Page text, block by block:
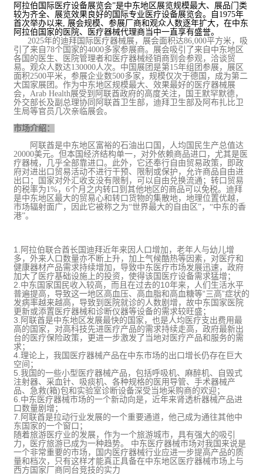
阿拉伯国际医疗设备展览会”是中东地区展览规模最大、展品门类
较为齐全、展览效果良好的国际专业医疗设备展览会。自 1975年
首次举办以来 展会规模、参展厂商和观众人数逐年扩大，在中东
阿拉伯国家的医院、医疗器械代理商当中一直享有盛誉。
2025年的迪拜国际医疗器械展，展会面积达86,000平方米，吸
引了来自 78个国家的4000多家参展商。展会吸引
了来自中东地区
各国的医生、医院管理者和医疗器械经销商到会参观，洽谈贸
易。观众人数达130000人 次。中国展团是第1 5年组团参展，展区
面积2500平米，参展企业数500多家，规模仅次于德国，成为第二
大国家展团。作为中东地区规模最大、效果最好的医疗器械展
会， Arab Health展受到阿联酋政府的高度关注，国王默罕默德，
外交部长及副总理协同阿联酋卫生部，迪拜卫生部及阿布扎比卫
生局等官员几次亲临展会。
市场介绍：
阿联酋是中东地区富裕的石油出口国，人均国民生产总值达
20000美元。但本国经济结构单一，对外依赖商品进口，尤其是医
疗器械，几乎全部靠进口。此外，它还奉行自由贸易政策，即政
府对进出口贸易活动不进行干预、限制或保护，允许商品自由进
出口；国家对外汇收支没有限制，可以自由兑换流通；转口贸易
的税率为1% ， 6个月之内转口到其他地区的商品可以免税。迪拜
是中东地区最大的贸易心和转口货物的集散地，地理位置优越，
市场辐射面广，因此它被称之为“世界最大的自由区”， “中东的香
港”。
1. 阿拉伯联合酋长国迪拜近年来因人口增加，老年人与幼儿增
多，外来人口数量亦不断上升，加上气候酷热等因素，对医疗和
健康器材产品需求持续增加，导致中东医疗市场发展迅速，政府
加大了医疗基础设施上的投资，使得该国医疗设备需求猛增；
2. 中东国家国民收入较高，而且在过去的10年来，人们生活水平
普遍提高，导致这一地区高血压、高血脂和高血糖等“三高”症状的
发病率越来越高，导致到医院就诊的人数剧增，故中东国家医院
更新或添置医疗器械和诊断仪器等设备的需求较旺盛；
3. 阿联酋是中东地区发展最快的国家，也是人均医疗支出费用最
高的国家，对高科技先进医疗产品的需求持续走高，政府最新出
台的医疗保险政策，更进一步激发了当地对医疗产品和服务的需
求；
4. 理论上，我国医疗器械产品在中东市场的出口增长仍存在巨大
空间；
5. 我国的一些小型医疗器械产品，包括呼吸机、麻醉机、自毁式
注射器、采血针、吸痰机、各种规格的医用导管、手术器械产
品、急救(箱)包和实验室诊断设备深受当地采购商的欢迎；
6. 中东医疗器械市场的一个新动向是，近年来肾透析器械产品进
口数量剧增；
7. 阿联酋是拉动行业发展的一个重要通道，他己成为通往其他中
东国家的一个窗口；
随着旅游 医疗业的发展，作为一个旅游城市，具有强大的吸引
力，医疗旅游已成为一种趋势。
中东医疗器械市场对我国来说是
一个非常重要的市场，国内医疗器械行业应进一步提高产品的质
量和档次，只有这样才能真正具备在中东地区医疗器械市场上与
西方国家厂商同台竞技的实力